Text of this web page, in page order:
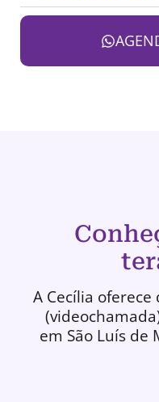
A Cecília
em São Luís de